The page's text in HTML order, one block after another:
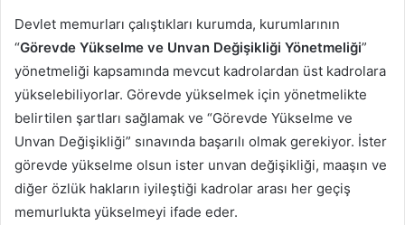
Devlet memurları çalıştıkları kurumda, kurumlarının
“Görevde Yükselme ve Unvan Değişikliği Yönetmeliği”
yönetmeliği kapsamında mevcut kadrolardan üst kadrolara
yükselebiliyorlar. Görevde yükselmek için yönetmelikte
belirtilen şartları sağlamak ve “Görevde Yükselme ve
Unvan Değişikliği” sınavında başarılı olmak gerekiyor. İster
görevde yükselme olsun ister unvan değişikliği, maaşın ve
diğer özlük hakların iyileştiği kadrolar arası her geçiş
memurlukta yükselmeyi ifade eder.